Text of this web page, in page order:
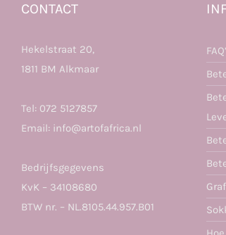
CONTACT
Hekelstraat 20,
1811 BM Alkmaar
Tel: 072 5127857
Email: info@artofafrica.nl
Bedrijfsgegevens
KvK – 34108680
BTW nr. – NL.8105.44.957.B01